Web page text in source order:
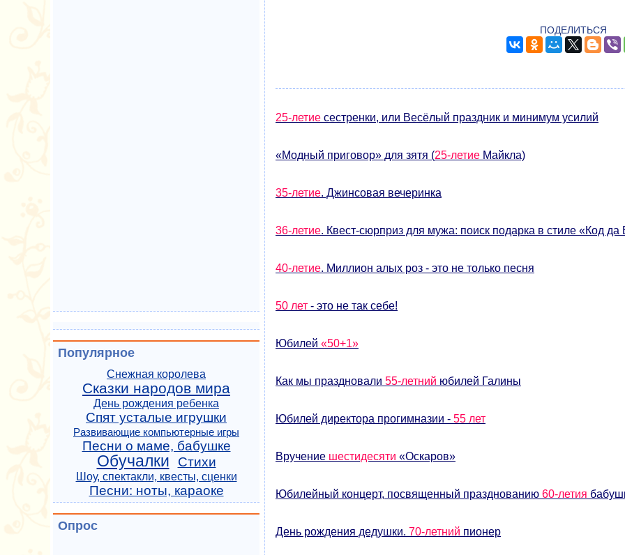
ПОДЕЛИТЬСЯ
25-летие сестренки, или Весёлый праздник и минимум усилий
«Модный приговор» для зятя (25-летие Майкла)
35-летие. Джинсовая вечеринка
36-летие. Квест-сюрприз для мужа: поиск подарка в стиле «Код да
40-летие. Миллион алых роз - это не только песня
50 лет - это не так себе!
Юбилей «50+1»
Как мы праздновали 55-летний юбилей Галины
Юбилей директора прогимназии - 55 лет
Вручение шестидесяти «Оскаров»
Юбилейный концерт, посвященный празднованию 60-летия
День рождения дедушки. 70-летний пионер
Популярное
Снежная королева
Сказки народов мира
День рождения ребенка
Спят усталые игрушки
Развивающие компьютерные игры
Песни о маме, бабушке
Обучалки Стихи
Шоу, спектакли, квесты, сценки
Песни: ноты, караоке
Опрос